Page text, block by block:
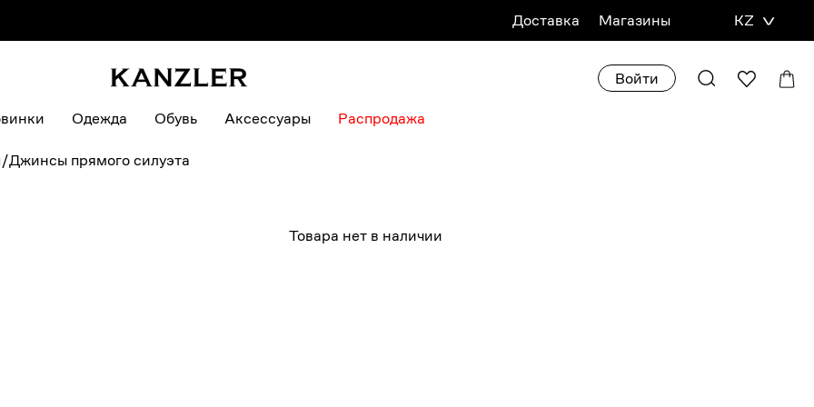
Доставка Магазины KZ
Войти
Одежда Обувь Аксессуары Распродажа
/Джинсы прямого силуэта
Товара нет в наличии